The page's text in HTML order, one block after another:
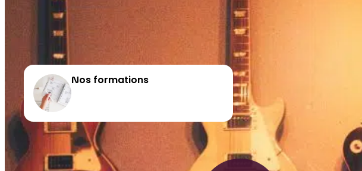
Nos formations